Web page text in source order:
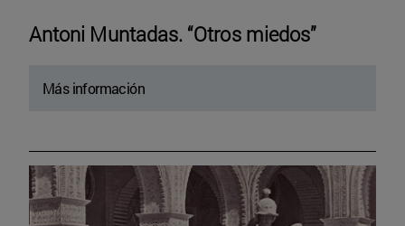
Antoni Muntadas. “Otros miedos”
Más información